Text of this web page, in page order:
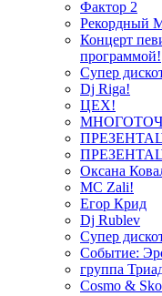
Фактор 2
Рекордный
Концерт
программой!
Супер
Dj Riga!
ЦЕХ!
Оксана
MC Zali!
Егор Крид
Dj Rublev
Супер
Событие:
группа
Cosmo &